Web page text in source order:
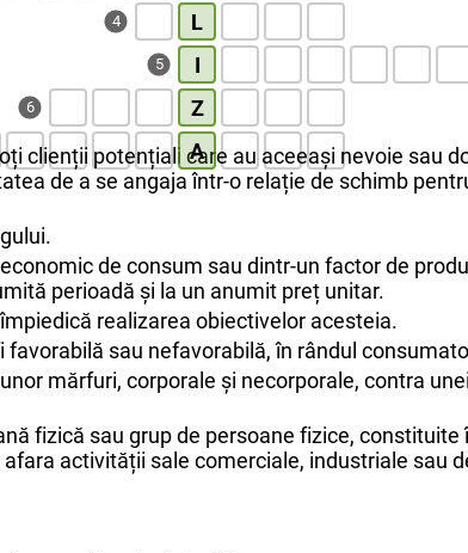
4 L
5
6 Z
A
clienții potențiali care au aceeași nevoie sau
de a se angaja într-o relație de schimb
de consum sau dintr-un factor de
perioadă și la un anumit preț unitar.
realizarea obiectivelor acesteia.
favorabilă sau nefavorabilă, în rândul
mărfuri, corporale și necorporale, contra
fizică sau grup de persoane fizice, constituite
activității sale comerciale, industriale sau